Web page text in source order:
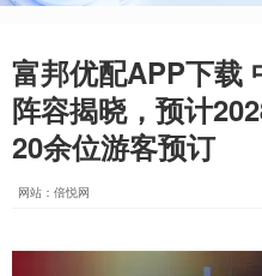
富邦优配APP下载
阵容揭晓，预计
20余位游客预订
网站：倍悦网